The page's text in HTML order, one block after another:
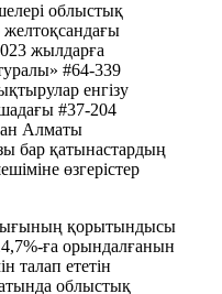
облыстық
жылдарға
#64-339
енгізу
#37-204
Алматы
бар қатынастардың
өзгерістер
қорытындысы
ға орындалғанын
талап ететін
облыстық